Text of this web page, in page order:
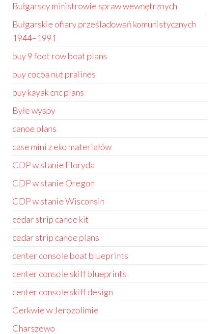
Bułgarscy ministrowie spraw wewnętrznych
Bułgarskie ofiary prześladowań komunistycznych
1944–1991
buy 9 foot row boat plans
buy cocoa nut pralines
buy kayak cnc plans
Byłe wyspy
canoe plans
case mini z eko materiałów
CDP w stanie Floryda
CDP w stanie Oregon
CDP w stanie Wisconsin
cedar strip canoe kit
cedar strip canoe plans
center console boat blueprints
center console skiff blueprints
center console skiff design
Cerkwie w Jerozolimie
Charszewo